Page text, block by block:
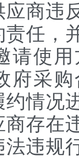
商违
任，
请使
府采
情况
存在
违规